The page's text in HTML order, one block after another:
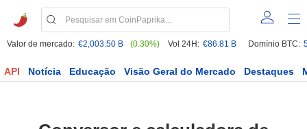
Valor de mercado: €2,003.50 B (0.30%) Vol 24H: €86.81 B Domínio BTC:
API Notícia Educação Visão Geral do Mercado Destaques